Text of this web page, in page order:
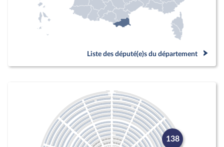
Liste des député(e)s du département
138